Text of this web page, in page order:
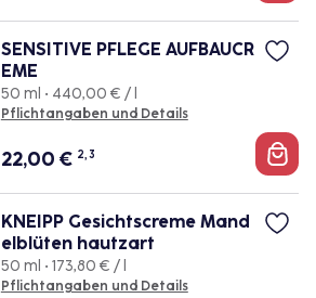
SENSITIVE PFLEGE AUFBAUCR
EME
50 ml • 440,00 € / l
Pflichtangaben und Details
22,00 € 2, 3
KNEIPP Gesichtscreme Mand
elblüten hautzart
50 ml • 173,80 € / l
Pflichtangaben und Details